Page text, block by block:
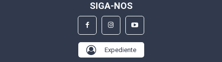
SIGA-NOS
Expediente